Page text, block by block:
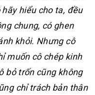
hãy hiểu cho ta, đều
chung, có ghen
khỏi. Nhưng cô
muốn cô chép kinh
bỏ trốn cũng không
chỉ trách bản thân